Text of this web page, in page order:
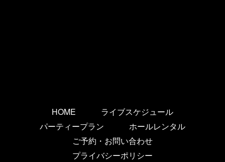
HOME
ライブスケジュール
パーティープラン
ホールレンタル
ご予約・お問い合わせ
プライバシーポリシー